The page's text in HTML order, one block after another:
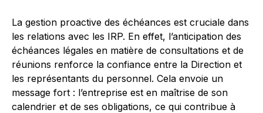
La gestion proactive des échéances est cruciale dans
les relations avec les IRP. En effet, l’anticipation des
échéances légales en matière de consultations et de
réunions renforce la confiance entre la Direction et
les représentants du personnel. Cela envoie un
message fort : l’entreprise est en maîtrise de son
calendrier et de ses obligations, ce qui contribue à